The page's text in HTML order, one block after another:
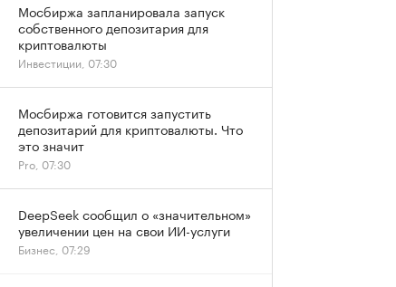
Мосбиржа запланировала запуск
собственного депозитария для
криптовалюты
Инвестиции, 07:30
Мосбиржа готовится запустить
депозитарий для криптовалюты. Что
это значит
Pro, 07:30
DeepSeek сообщил о «значительном»
увеличении цен на свои ИИ-услуги
Бизнес, 07:29